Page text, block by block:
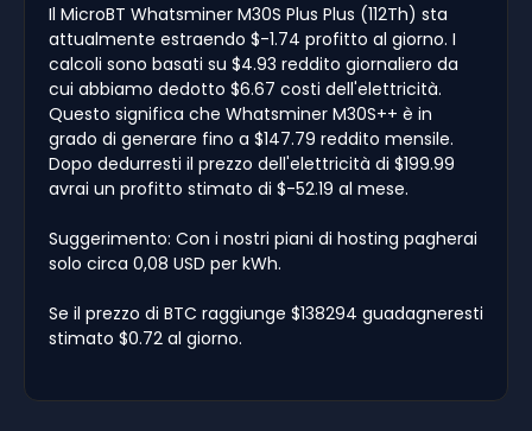
Il MicroBT Whatsminer M30S Plus Plus (112Th) sta
attualmente estraendo $-1.74 profitto al giorno. I
calcoli sono basati su $4.93 reddito giornaliero da
cui abbiamo dedotto $6.67 costi dell'elettricità.
Questo significa che Whatsminer M30S++ è in
grado di generare fino a $147.79 reddito mensile.
Dopo dedurresti il prezzo dell'elettricità di $199.99
avrai un profitto stimato di $-52.19 al mese.
Suggerimento: Con i nostri piani di hosting pagherai
solo circa 0,08 USD per kWh.
Se il prezzo di BTC raggiunge $138294 guadagneresti
stimato $0.72 al giorno.